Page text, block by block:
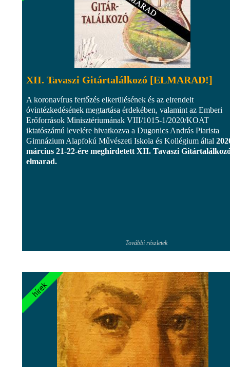
XII. Tavaszi Gitártalálkozó [ELMARAD!]
A koronavírus fertőzés elkerülésének és az elrendelt
óvintézkedésének megtartása érdekében, valamint az Emberi
Erőforrások Minisztériumának VIII/1015-1/2020/KOAT
iktatószámú levelére hivatkozva a Dugonics András Piarista
Gimnázium Alapfokú Művészeti Iskola és Kollégium által
március 21-22-ére meghirdetett XII. Tavaszi
elmarad.
További részletek